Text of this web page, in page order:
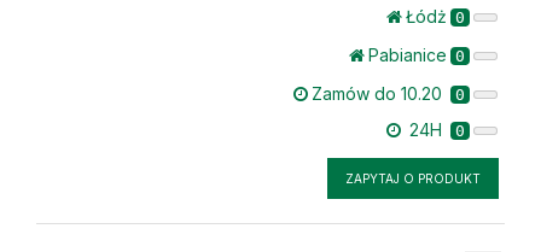
Łódż 0
Pabianice 0
Zamów do 10.20 0
24H 0
ZAPYTAJ O PRODUKT